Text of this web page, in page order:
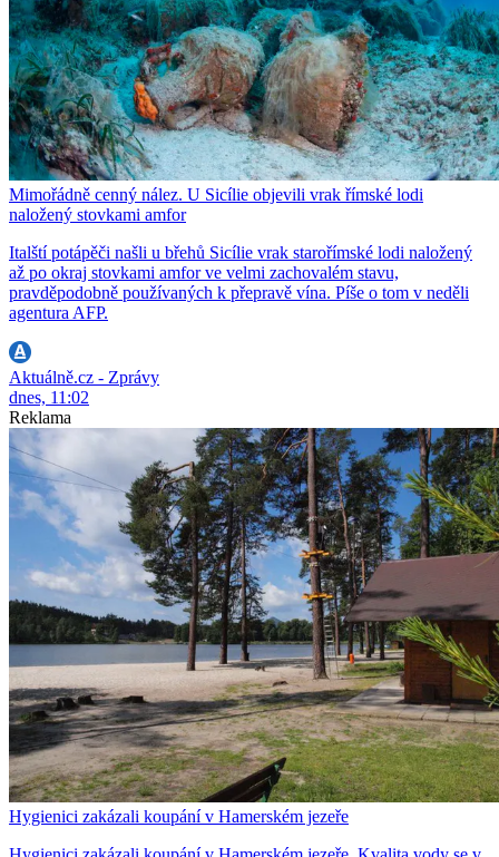
Mimořádně cenný nález. U Sicílie objevili vrak římské lodi
naložený stovkami amfor
Italští potápěči našli u břehů Sicílie vrak starořímské lodi naložený
až po okraj stovkami amfor ve velmi zachovalém stavu,
pravděpodobně používaných k přepravě vína. Píše o tom v neděli
agentura AFP.
Aktuálně.cz - Zprávy
dnes, 11:02
Reklama
Hygienici zakázali koupání v Hamerském jezeře